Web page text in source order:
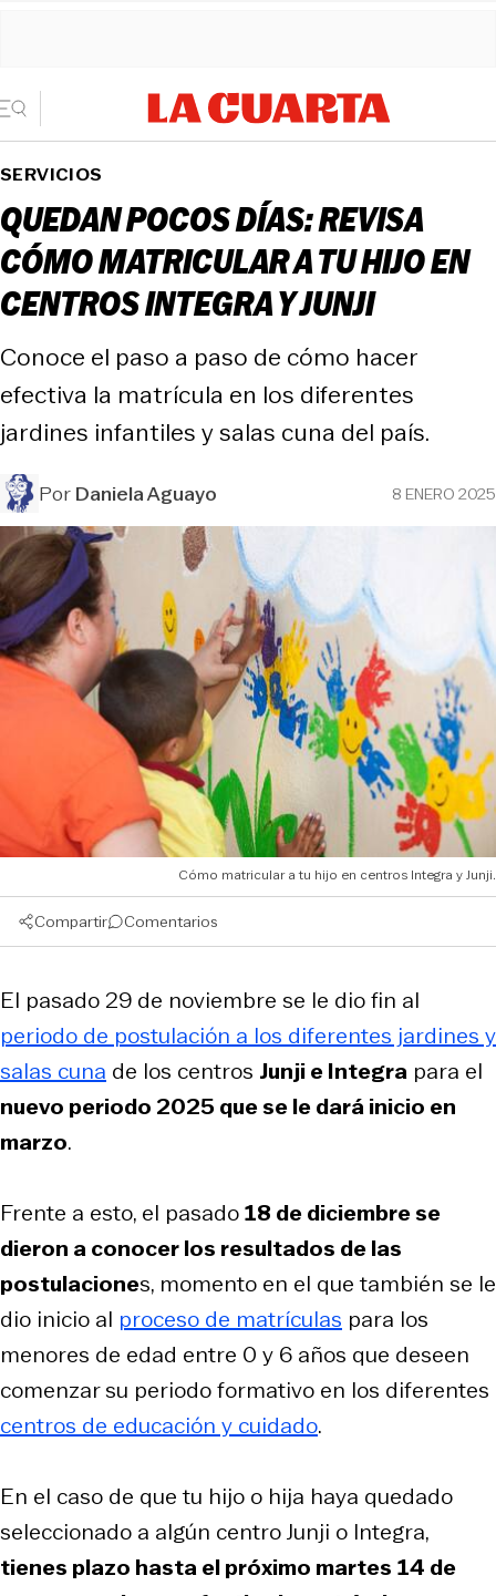
SERVICIOS
QUEDAN POCOS DÍAS: REVISA
CÓMO MATRICULAR A TU HIJO EN
CENTROS INTEGRA Y JUNJI
Conoce el paso a paso de cómo hacer
efectiva la matrícula en los diferentes
jardines infantiles y salas cuna del país.
PorDaniela Aguayo 8 ENERO 2025
Cómo matricular a tu hijo en centros Integra y Junji.
Compartir Comentarios
El pasado 29 de noviembre se le dio fin al
periodo de postulación a los diferentes jardines y
salas cuna de los centros Junji e Integra para el
nuevo periodo 2025 que se le dará inicio en
marzo.
Frente a esto, el pasado18 de diciembre se
dieron a conocer los resultados de las
postulaciones, momento en el que también se le
dio inicio al proceso de matrículas para los
menores de edad entre 0 y 6 años que deseen
comenzar su periodo formativo en los diferentes
centros de educación y cuidado.
En el caso de que tu hijo o hija haya quedado
seleccionado a algún centro Junji o Integra,
tienes plazo hasta el próximo martes 14 de